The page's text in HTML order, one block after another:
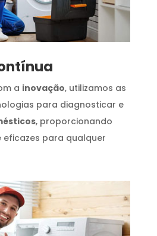
a inovação, utilizamos as
para diagnosticar e
, proporcionando
eficazes para qualquer